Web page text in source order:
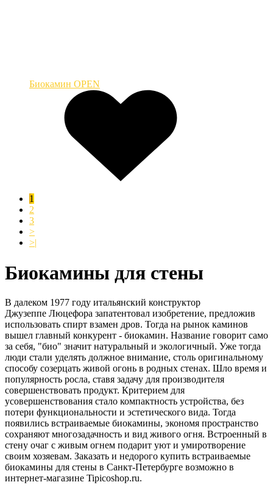
Биокамин OPEN
1
2
3
>
>|
Биокамины для стены
В далеком 1977 году итальянский конструктор
Джузеппе Люцефора запатентовал изобретение, предложив
использовать спирт взамен дров. Тогда на рынок каминов
вышел главный конкурент - биокамин. Название говорит само
за себя, "био" значит натуральный и экологичный. Уже тогда
люди стали уделять должное внимание, столь оригинальному
способу созерцать живой огонь в родных стенах. Шло время и
популярность росла, ставя задачу для производителя
совершенствовать продукт. Критерием для
усовершенствования стало компактность устройства, без
потери функциональности и эстетического вида. Тогда
появились встраиваемые биокамины, экономя пространство
сохраняют многозадачность и вид живого огня. Встроенный в
стену очаг с живым огнем подарит уют и умиротворение
своим хозяевам. Заказать и недорого купить встраиваемые
биокамины для стены в Санкт-Петербурге возможно в
интернет-магазине Tipicoshop.ru.